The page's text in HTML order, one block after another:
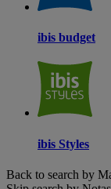
ibis budget
ibis Styles
Back to search by